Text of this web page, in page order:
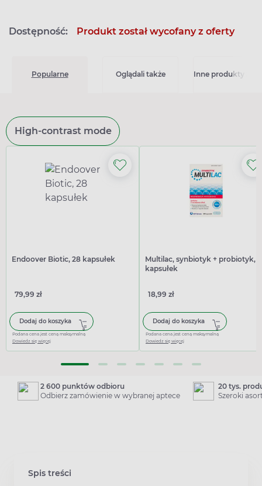
Dostępność: Produkt został wycofany z oferty
Popularne Oglądali także Inne produkty z
High-contrast mode
Endoover Biotic, 28 kapsułek
79,99 zł
Dodaj do koszyka
Podana cena jest ceną maksymalną
Dowiedz się więcej
Multilac, synbiotyk + probiotyk,
kapsułek
18,99 zł
Dodaj do koszyka
Podana cena jest ceną maksymalną
Dowiedz się więcej
2 600 punktów odbioru
Odbierz zamówienie w wybranej aptece
20 tys.
Szeroki
Spis treści